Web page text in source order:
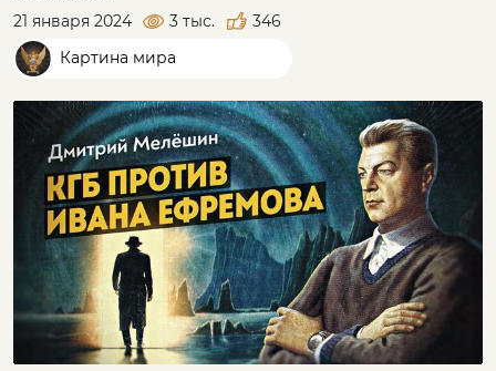
21 января 2024
3 тыс.
346
Картина мира